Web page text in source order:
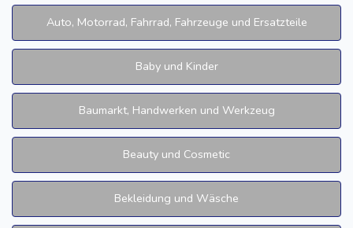
Auto, Motorrad, Fahrrad, Fahrzeuge und Ersatzteile
Baby und Kinder
Baumarkt, Handwerken und Werkzeug
Beauty und Cosmetic
Bekleidung und Wäsche